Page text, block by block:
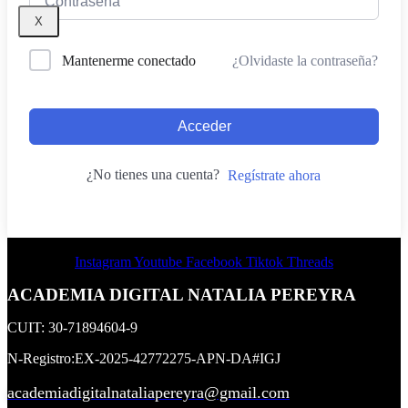
X
Mantenerme conectado ¿Olvidaste la contraseña?
Acceder
¿No tienes una cuenta? Regístrate ahora
InstagramYoutube Facebook Tiktok Threads
ACADEMIA DIGITAL NATALIA PEREYRA
CUIT: 30-71894604-9
N-Registro:EX-2025-42772275-APN-DA#IGJ
academiadigitalnataliapereyra@gmail.com